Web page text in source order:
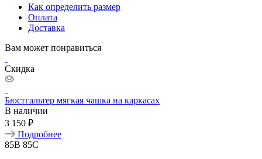
Как определить размер
Оплата
Доставка
Вам может понравиться
Скидка
Бюстгальтер мягкая чашка на каркасах
В наличии
3 150 ₽
Подробнее
85B 85C